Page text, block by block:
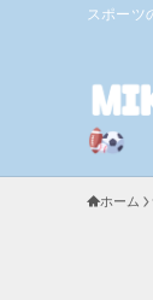
スポーツ
ホーム